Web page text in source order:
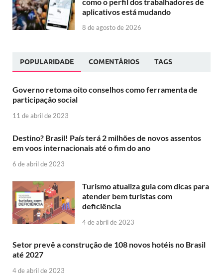
aplicativos está mudando
8 de agosto de 2026
POPULARIDADE COMENTÁRIOS TAGS
Governo retoma oito conselhos como ferramenta de
participação social
11 de abril de 2023
Destino? Brasil! País terá 2 milhões de novos assentos
em voos internacionais até o fim do ano
6 de abril de 2023
Turismo atualiza guia com dicas para
atender bem turistas com
deficiência
4 de abril de 2023
Setor prevê a construção de 108 novos hotéis no Brasil
até 2027
4 de abril de 2023